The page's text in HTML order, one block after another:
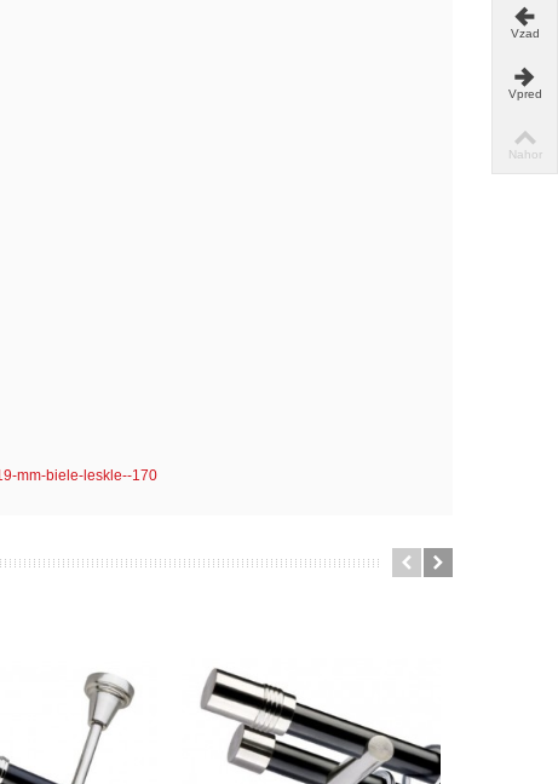
mm-biele-leskle--170
Vzad
Vpred
Nahor